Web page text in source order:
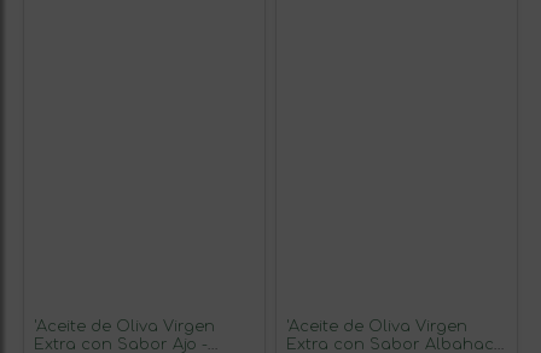
'Aceite de Oliva Virgen
Extra con Sabor Ajo -
'Aceite de Oliva Virgen
Extra con Sabor Albahaca